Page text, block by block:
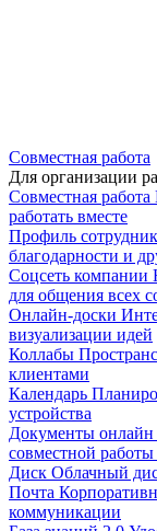
Совместная работа
Для организации
Совместная работа
работать вместе
Профиль
благодарности и
Соцсеть компании
для общения всех
Онлайн-доски
визуализации идей
Коллабы
клиентами
Календарь
устройства
Документы онлайн
совместной
Диск Облачный
Почта
коммуникации